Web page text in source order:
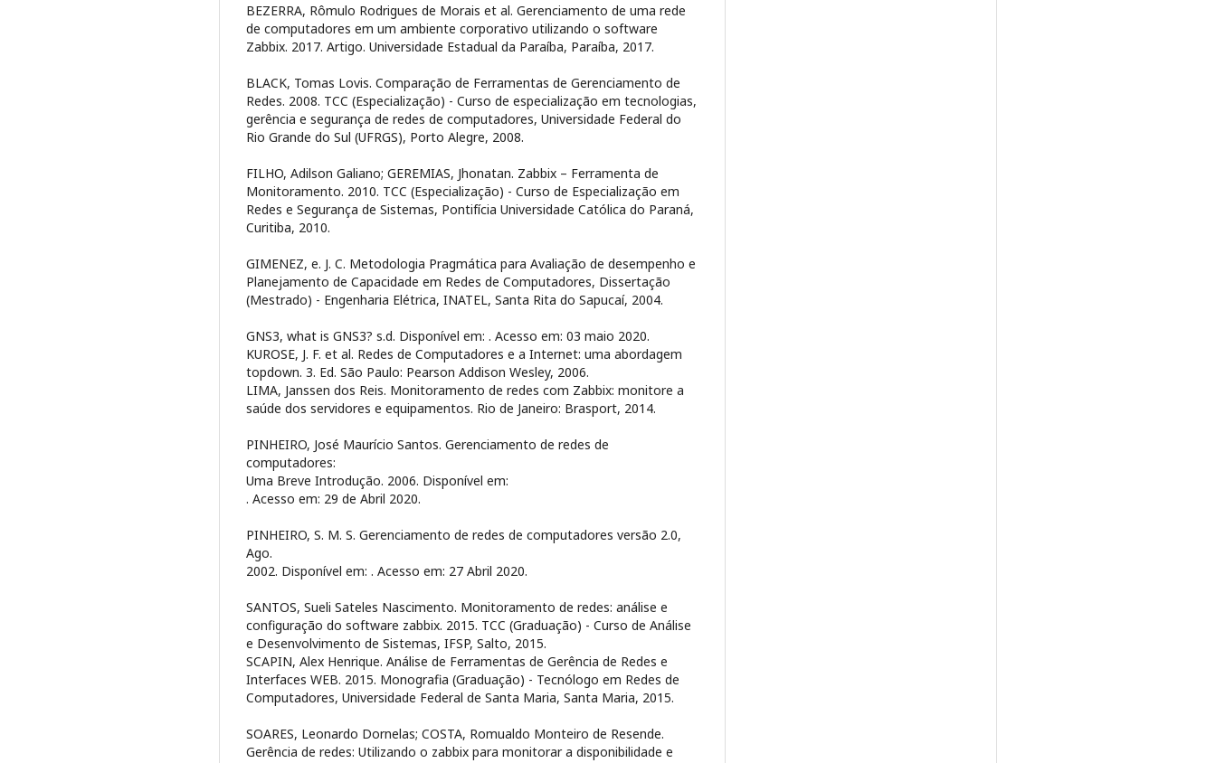
BEZERRA, Rômulo Rodrigues de Morais et al. Gerenciamento de uma rede
de computadores em um ambiente corporativo utilizando o software
Zabbix. 2017. Artigo. Universidade Estadual da Paraíba, Paraíba, 2017.
BLACK, Tomas Lovis. Comparação de Ferramentas de Gerenciamento de
Redes. 2008. TCC (Especialização) - Curso de especialização em tecnologias,
gerência e segurança de redes de computadores, Universidade Federal do
Rio Grande do Sul (UFRGS), Porto Alegre, 2008.
FILHO, Adilson Galiano; GEREMIAS, Jhonatan. Zabbix – Ferramenta de
Monitoramento. 2010. TCC (Especialização) - Curso de Especialização em
Redes e Segurança de Sistemas, Pontifícia Universidade Católica do Paraná,
Curitiba, 2010.
GIMENEZ, e. J. C. Metodologia Pragmática para Avaliação de desempenho e
Planejamento de Capacidade em Redes de Computadores, Dissertação
(Mestrado) - Engenharia Elétrica, INATEL, Santa Rita do Sapucaí, 2004.
GNS3, what is GNS3? s.d. Disponível em: . Acesso em: 03 maio 2020.
KUROSE, J. F. et al. Redes de Computadores e a Internet: uma abordagem
topdown. 3. Ed. São Paulo: Pearson Addison Wesley, 2006.
LIMA, Janssen dos Reis. Monitoramento de redes com Zabbix: monitore a
saúde dos servidores e equipamentos. Rio de Janeiro: Brasport, 2014.
PINHEIRO, José Maurício Santos. Gerenciamento de redes de
computadores:
Uma Breve Introdução. 2006. Disponível em:
. Acesso em: 29 de Abril 2020.
PINHEIRO, S. M. S. Gerenciamento de redes de computadores versão 2.0,
Ago.
2002. Disponível em: . Acesso em: 27 Abril 2020.
SANTOS, Sueli Sateles Nascimento. Monitoramento de redes: análise e
configuração do software zabbix. 2015. TCC (Graduação) - Curso de Análise
e Desenvolvimento de Sistemas, IFSP, Salto, 2015.
SCAPIN, Alex Henrique. Análise de Ferramentas de Gerência de Redes e
Interfaces WEB. 2015. Monografia (Graduação) - Tecnólogo em Redes de
Computadores, Universidade Federal de Santa Maria, Santa Maria, 2015.
SOARES, Leonardo Dornelas; COSTA, Romualdo Monteiro de Resende.
Gerência de redes: Utilizando o zabbix para monitorar a disponibilidade e